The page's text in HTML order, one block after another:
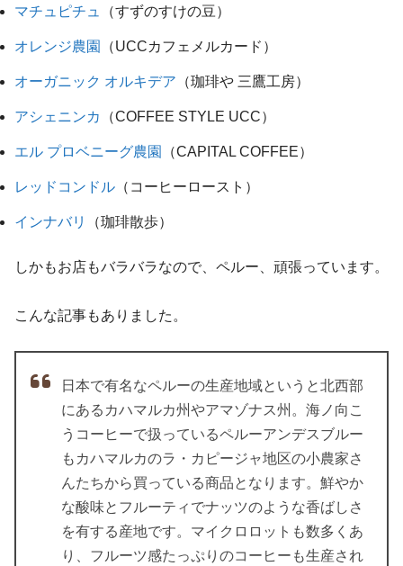
マチュピチュ （すずのすけの豆）
オレンジ農園 （UCCカフェメルカード）
オーガニック オルキデア （珈琲や 三鷹工房）
アシェニンカ （COFFEE STYLE UCC）
エル プロベニーグ農園 （CAPITAL COFFEE）
レッドコンドル （コーヒーロースト）
インナバリ （珈琲散歩）
しかもお店もバラバラなので、ペルー、頑張っています。
こんな記事もありました。
日本で有名なペルーの生産地域というと北西部
にあるカハマルカ州やアマゾナス州。海ノ向こ
うコーヒーで扱っているペルーアンデスブルー
もカハマルカのラ・カピージャ地区の小農家さ
んたちから買っている商品となります。鮮やか
な酸味とフルーティでナッツのような香ばしさ
を有する産地です。マイクロロットも数多くあ
り、フルーツ感たっぷりのコーヒーも生産され